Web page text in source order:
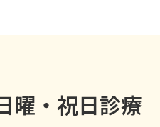
曜・祝日診療